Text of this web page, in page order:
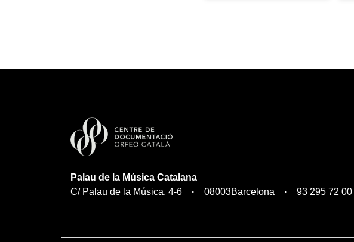
Palau de la Música Catalana
C/ Palau de la Música, 4-6
08003Barcelona 93 295 72 00